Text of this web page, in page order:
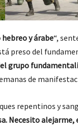
y árabe“,
preso del
grupo
de
repentinos y
Necesito